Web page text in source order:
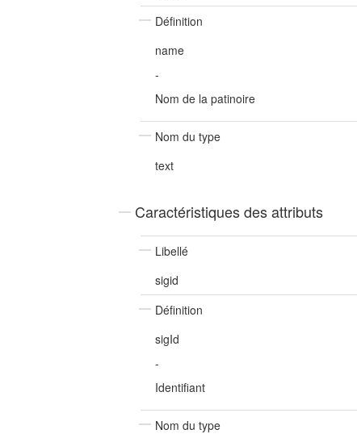
Définition
name
-
Nom de la patinoire
Nom du type
text
Caractéristiques des attributs
Libellé
sigid
Définition
sigId
-
Identifiant
Nom du type